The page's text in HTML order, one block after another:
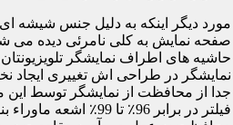
مورد دیگر اینکه به دلیل جنس شیشه
صفحه نمایش به کلی نامرئی دیده
حاشیه های اطراف نمایشگر
نمایشگر در طراحی اش تغییری ایجاد
جدا از محافظت از نمایشگر توسط این
فیلتر در برابر 96٪ تا